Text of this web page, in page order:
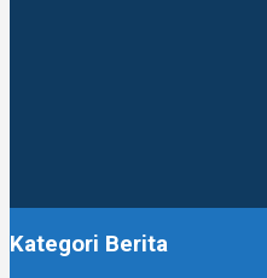
Kategori Berita